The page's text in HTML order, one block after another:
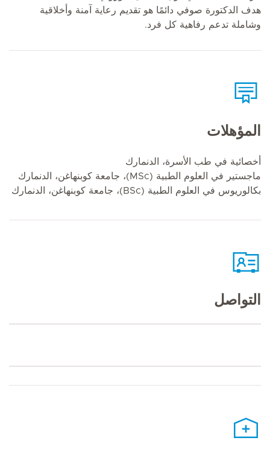
هدف الدكتورة صوفي دائمًا هو تقديم رعاية آمنة وأخلاقية
وشاملة تدعم رفاهية كل فرد.
المؤهلات
أخصائية في طب الأسرة، الدنمارك
ماجستير في العلوم الطبية (MSc)، جامعة كوبنهاغن، الدنمارك
بكالوريوس في العلوم الطبية (BSc)، جامعة كوبنهاغن، الدنمارك
التواصل